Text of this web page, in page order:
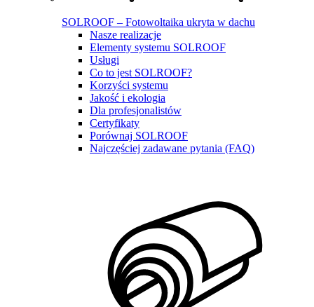
SOLROOF – Fotowoltaika ukryta w dachu
Nasze realizacje
Elementy systemu SOLROOF
Usługi
Co to jest SOLROOF?
Korzyści systemu
Jakość i ekologia
Dla profesjonalistów
Certyfikaty
Porównaj SOLROOF
Najczęściej zadawane pytania (FAQ)